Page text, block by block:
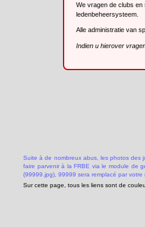
We vragen de clubs en
ledenbeheersysteem.
Alle administratie van
Indien u hierover
Suite à de nombreux abus, les photos des
faire parvenir à la FRBE via le module de
(99999.jpg), 99999 sera remplacé par votre
Sur cette page, tous les liens sont de